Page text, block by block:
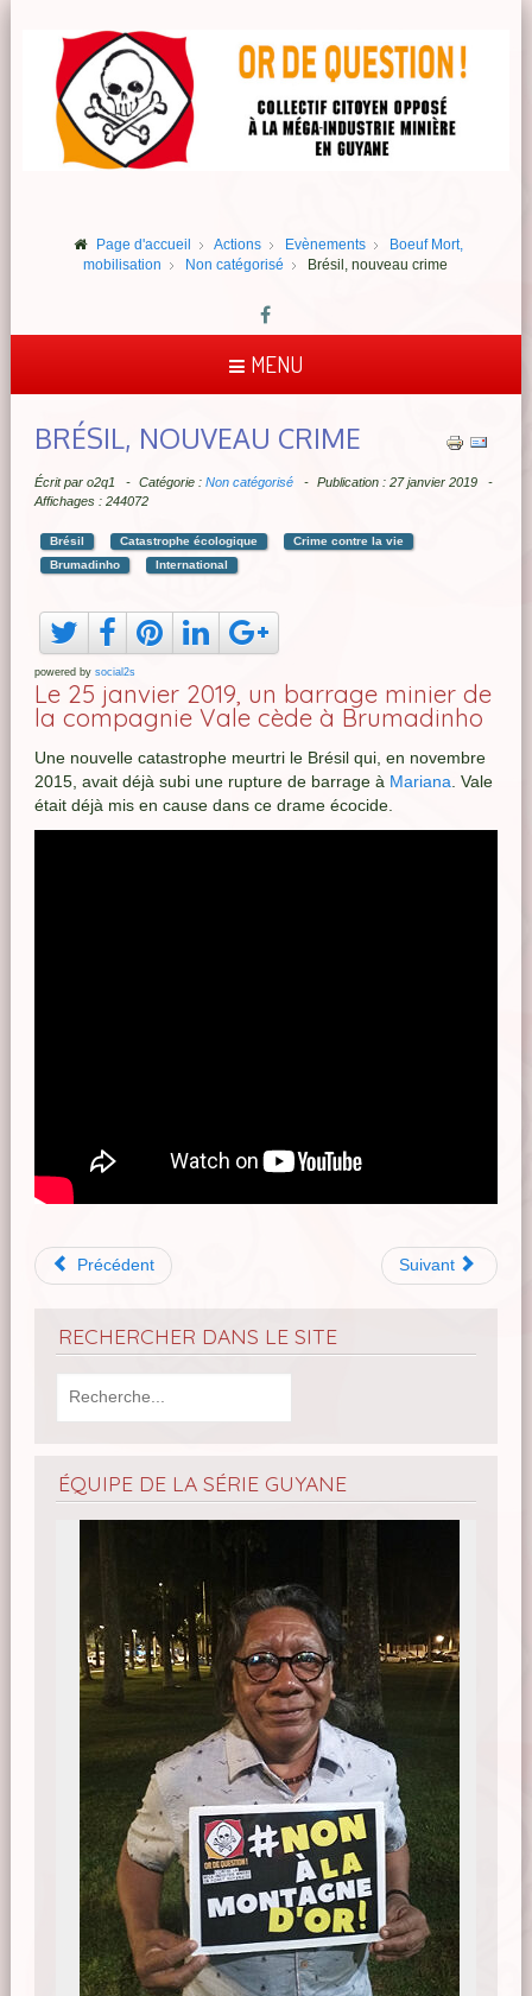
Page d'accueil Actions Evènements
Boeuf Mort,
mobilisation
Non catégorisé Brésil, nouveau crime
MENU
BRÉSIL, NOUVEAU CRIME
Écrit par o2q1 Catégorie : Non catégorisé
Publication : 27 janvier 2019
Affichages : 244072
Brésil Catastrophe écologique
Crime contre la vie
Brumadinho
International
powered by social2s
Le 25 janvier 2019, un barrage minier de
la compagnie Vale cède à Brumadinho
Une nouvelle catastrophe meurtri le Brésil qui, en novembre
2015, avait déjà subi une rupture de barrage à Mariana . Vale
était déjà mis en cause dans ce drame écocide.
Précédent Suivant
RECHERCHER DANS LE SITE
ÉQUIPE DE LA SÉRIE GUYANE